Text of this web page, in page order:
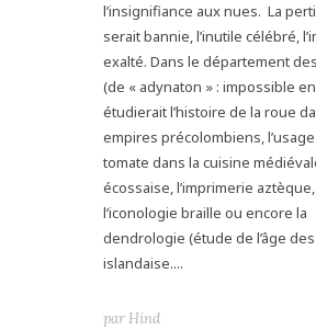
l’insignifiance aux nues. La
serait bannie, l’inutile célébré,
exalté. Dans le département
(de « adynaton » : impossible
étudierait l’histoire de la roue
empires précolombiens,
tomate dans la cuisine
écossaise, l’imprimerie aztèque,
l’iconologie braille ou encore la
dendrologie (étude de l’âge
islandaise....
par Hind